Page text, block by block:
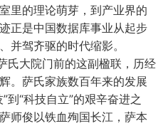
里的理论萌芽，到产业界的
正是中国数据库事业从起步
并驾齐驱的时代缩影。
氏大院门前的这副楹联，历经
。萨氏家族数百年来的发展
到“科技自立”的艰辛奋进之
师俊以铁血殉国长江，萨本